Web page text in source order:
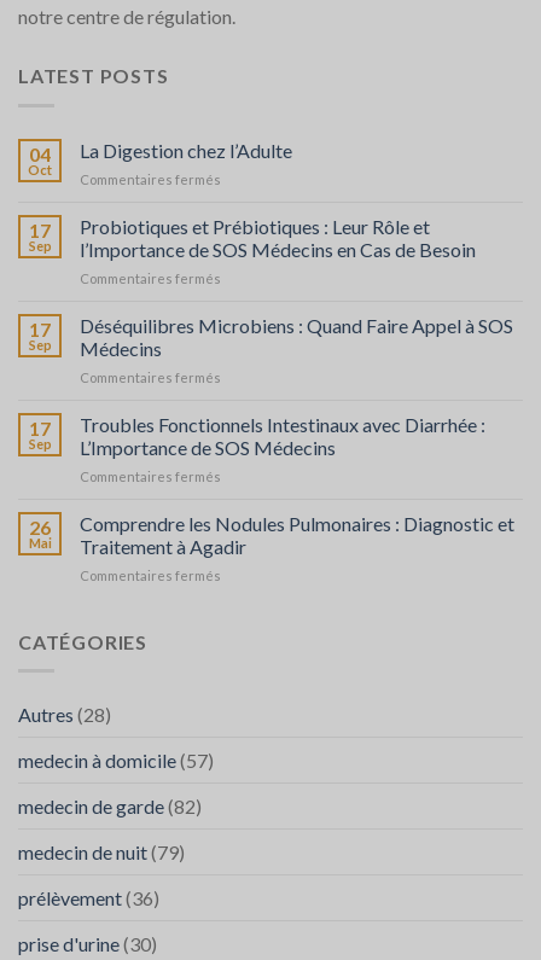
notre centre de régulation.
LATEST POSTS
04
Oct
La Digestion chez l’Adulte
Commentaires fermés
Digestion
chez
l’Adulte
17
Sep
Probiotiques et Prébiotiques : Leur Rôle et
l’Importance de SOS Médecins en Cas de Besoin
Commentaires fermés
et
Prébiotiques
et
l’Importance
en
Cas
17
Sep
Déséquilibres Microbiens : Quand Faire Appel à SOS
Médecins
Commentaires fermés
Microbiens
:
Quand
à
SOS
17
Sep
Troubles Fonctionnels Intestinaux avec Diarrhée :
L’Importance de SOS Médecins
Commentaires fermés
Fonctionnels
Intestinaux
avec
26
Mai
Comprendre les Nodules Pulmonaires : Diagnostic et
Traitement à Agadir
Commentaires fermés
CATÉGORIES
Autres (28)
medecin à domicile(57)
medecin de garde(82)
medecin de nuit(79)
prélèvement(36)
prise d'urine(30)